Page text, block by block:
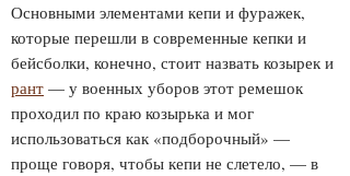
Основными элементами кепи и фуражек,
которые перешли в современные кепки и
бейсболки, конечно, стоит назвать козырек и
рант — у военных уборов этот ремешок
проходил по краю козырька и мог
использоваться как «подборочный» —
проще говоря, чтобы кепи не слетело, — в